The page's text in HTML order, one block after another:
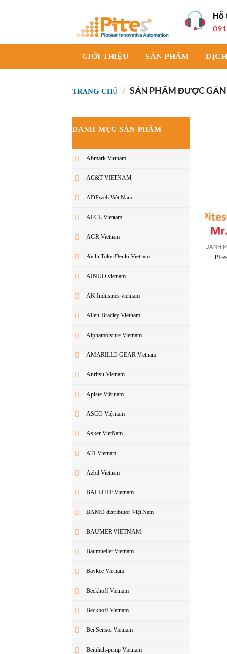
dung
Hỗ
GIỚI THIỆU SẢN PHẨM
TRANG CHỦ / SẢN PHẨM ĐƯỢC GẮN
DANH MỤC SẢN PHẨM
Abmark Vietnam
AC&T VIETNAM
ADFweb Việt Nam
AECL Vietnam
AGR Vietnam
Aichi Tokei Denki Vietnam
AINUO vietnam
AK Industries vietnam
Allen-Bradley Vietnam
Alphamoisture Vietnam
AMARILLO GEAR Vietnam
Anritsu Vietnam
Apiste Việt nam
ASCO Việt nam
Asker VietNam
ATI Vietnam
Azbil Vietnam
BALLUFF Vietnam
BAMO distributor Việt Nam
BAUMER VIETNAM
Baumueller Vietnam
Baykee Vietnam
Beckhoff Vietnam
Beckhoff Vietnam
Bei Sensor Vietnam
Beinlich-pump Vietnam
DANH